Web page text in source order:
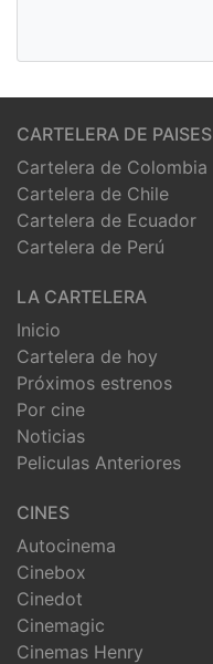
CARTELERA DE PAISES
Cartelera de Colombia
Cartelera de Chile
Cartelera de Ecuador
Cartelera de Perú
LA CARTELERA
Inicio
Cartelera de hoy
Próximos estrenos
Por cine
Noticias
Peliculas Anteriores
CINES
Autocinema
Cinebox
Cinedot
Cinemagic
Cinemas Henry